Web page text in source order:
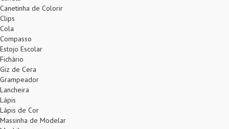
Canetinha de Colorir
Clips
Cola
Compasso
Estojo Escolar
Fichário
Giz de Cera
Grampeador
Lancheira
Lápis
Lápis de Cor
Massinha de Modelar